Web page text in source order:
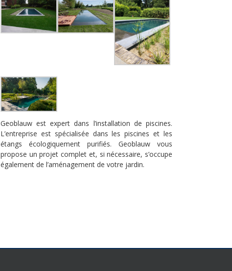
Geoblauw est expert dans l’installation de piscines.
L’entreprise est spécialisée dans les piscines et les
étangs écologiquement purifiés. Geoblauw vous
propose un projet complet et, si nécessaire, s’occupe
également de l’aménagement de votre jardin.